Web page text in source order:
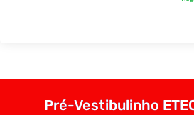
Pré-Vestibulinho